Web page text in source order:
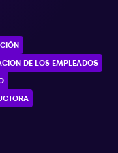
DE LOS EMPLEADOS